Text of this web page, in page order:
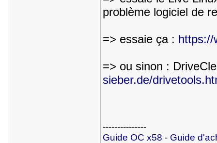
problème logiciel de
=> essaie ça : https://
=> ou sinon :
sieber.de/
---------------
Guide OC x58 - Guide